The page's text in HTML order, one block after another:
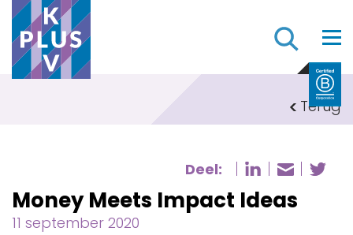
Terug
Deel: DeelDeel
Money Meets Impact Ideas
11 september 2020